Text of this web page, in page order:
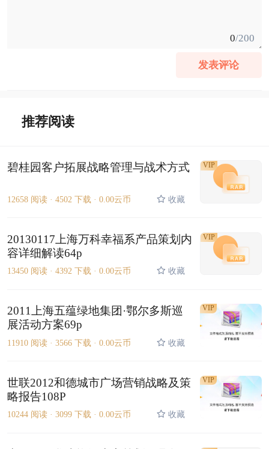
0/200
发表评论
推荐阅读
碧桂园客户拓展战略管理与战术方式
12658 阅读 · 4502 下载 · 0.00云币 收藏
VIP
20130117上海万科幸福系产品策划内
容详细解读64p
13450 阅读 · 4392 下载 · 0.00云币 收藏
VIP
2011上海五蕴绿地集团·鄂尔多斯巡
展活动方案69p
11910 阅读 · 3566 下载 · 0.00云币 收藏
VIP
世联2012和德城市广场营销战略及策
略报告108P
10244 阅读 · 3099 下载 · 0.00云币 收藏
VIP